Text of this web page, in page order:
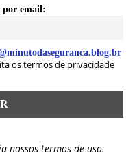
por email:
os termos de privacidade
nossos termos de uso.